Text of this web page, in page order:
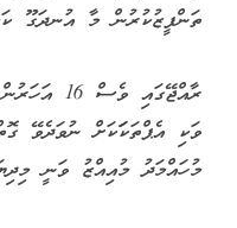
ތަންފީޒުކުރުން މާ އުނދަގޫ
ވަކި އެޕްތަކަަކަށް ނުވަދެވޭ
މުހައްމަދު މުއިއްޒު ވަނީ